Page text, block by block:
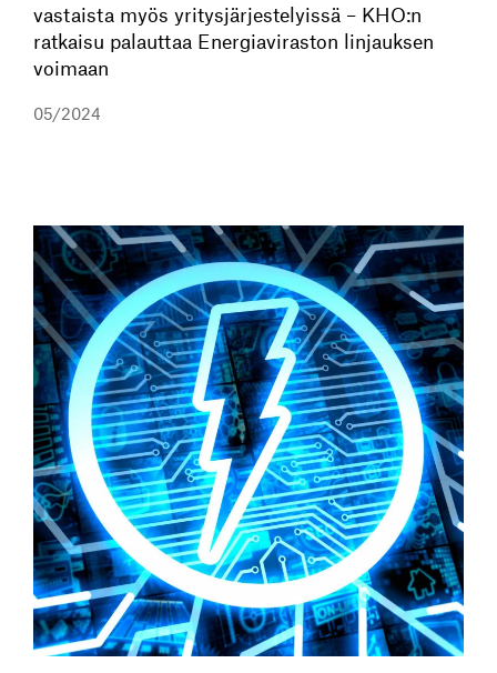
vastaista myös yritysjärjestelyissä – KHO:n
ratkaisu palauttaa Energiaviraston linjauksen
voimaan
05/2024